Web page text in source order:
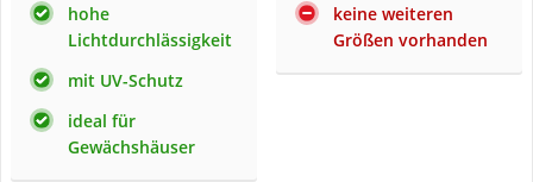
hohe
Lichtdurchlässigkeit
mit UV-Schutz
ideal für
Gewächshäuser
keine weiteren
Größen vorhanden